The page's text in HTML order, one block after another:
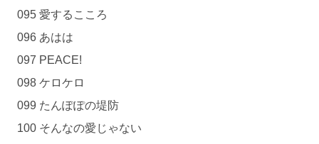
095 愛するこころ
096 あはは
097 PEACE!
098 ケロケロ
099 たんぽぽの堤防
100 そんなの愛じゃない